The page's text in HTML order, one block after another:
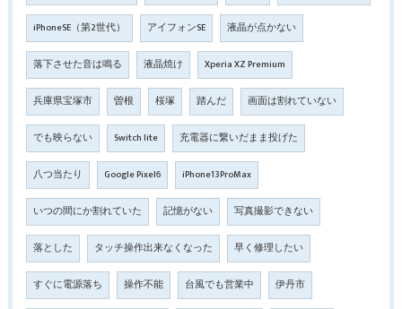
iPhoneSE（第2世代） アイフォンSE 液晶が点かない
落下させた音は鳴る 液晶焼け Xperia XZ Premium
兵庫県宝塚市 曽根 桜塚 踏んだ 画面は割れていない
でも映らない Switch lite 充電器に繋いだまま投げた
八つ当たり Google Pixel6 iPhone13ProMax
いつの間にか割れていた 記憶がない 写真撮影できない
落とした タッチ操作出来なくなった 早く修理したい
すぐに電源落ち 操作不能 台風でも営業中 伊丹市